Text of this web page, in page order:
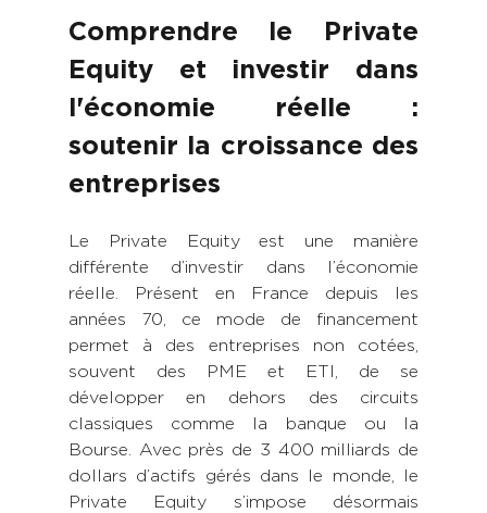
Comprendre le Private
Equity et investir dans
l'économie réelle :
soutenir la croissance des
entreprises
Le Private Equity est une manière
différente d’investir dans l’économie
réelle. Présent en France depuis les
années 70, ce mode de financement
permet à des entreprises non cotées,
souvent des PME et ETI, de se
développer en dehors des circuits
classiques comme la banque ou la
Bourse. Avec près de 3 400 milliards de
dollars d’actifs gérés dans le monde, le
Private Equity s’impose désormais